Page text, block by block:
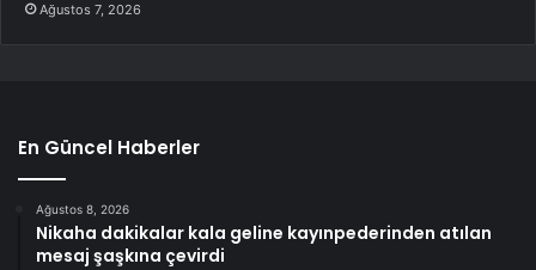
Ağustos 7, 2026
En Güncel Haberler
Ağustos 8, 2026
Nikaha dakikalar kala geline kayınpederinden atılan
mesaj şaşkına çevirdi